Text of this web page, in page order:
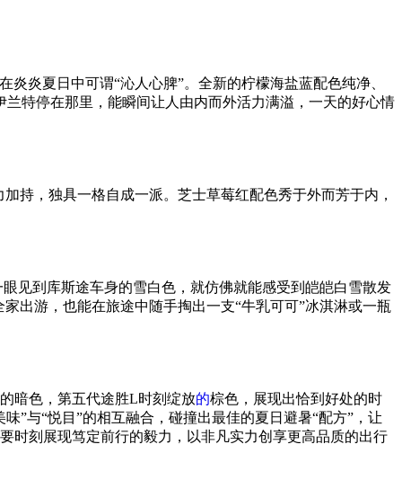
炎夏日中可谓“沁人心脾”。全新的柠檬海盐蓝配色纯净、
特停在那里，能瞬间让人由内而外活力满溢，一天的好心情
持，独具一格自成一派。芝士草莓红配色秀于外而芳于内，
见到库斯途车身的雪白色，就仿佛就能感受到皑皑白雪散发
出游，也能在旅途中随手掏出一支“牛乳可可”冰淇淋或一瓶
暗色，第五代途胜L时刻绽放的棕色，展现出恰到好处的时
”与“悦目”的相互融合，碰撞出最佳的夏日避暑“配方”，让
时刻展现笃定前行的毅力，以非凡实力创享更高品质的出行